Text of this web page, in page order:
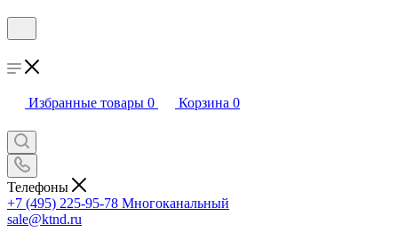
Избранные товары 0 Корзина 0
Телефоны
+7 (495) 225-95-78 Многоканальный
sale@ktnd.ru